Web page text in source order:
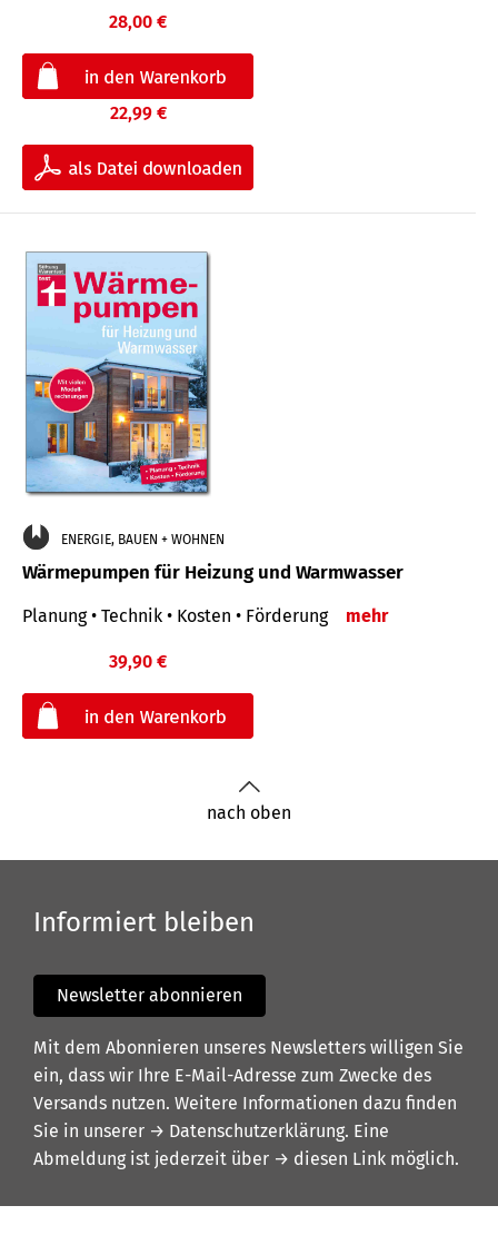
28,00 €
22,99 €
ENERGIE, BAUEN + WOHNEN
Wärmepumpen für Heizung und Warmwasser
Planung • Technik • Kosten • Förderung mehr
39,90 €
nach oben
Informiert bleiben
Newsletter abonnieren
Mit dem Abonnieren unseres Newsletters willigen Sie
ein, dass wir Ihre E-Mail-Adresse zum Zwecke des
Versands nutzen. Weitere Informationen dazu finden
Sie in unserer → Datenschutzerklärung. Eine
Abmeldung ist jederzeit über → diesen Link möglich.